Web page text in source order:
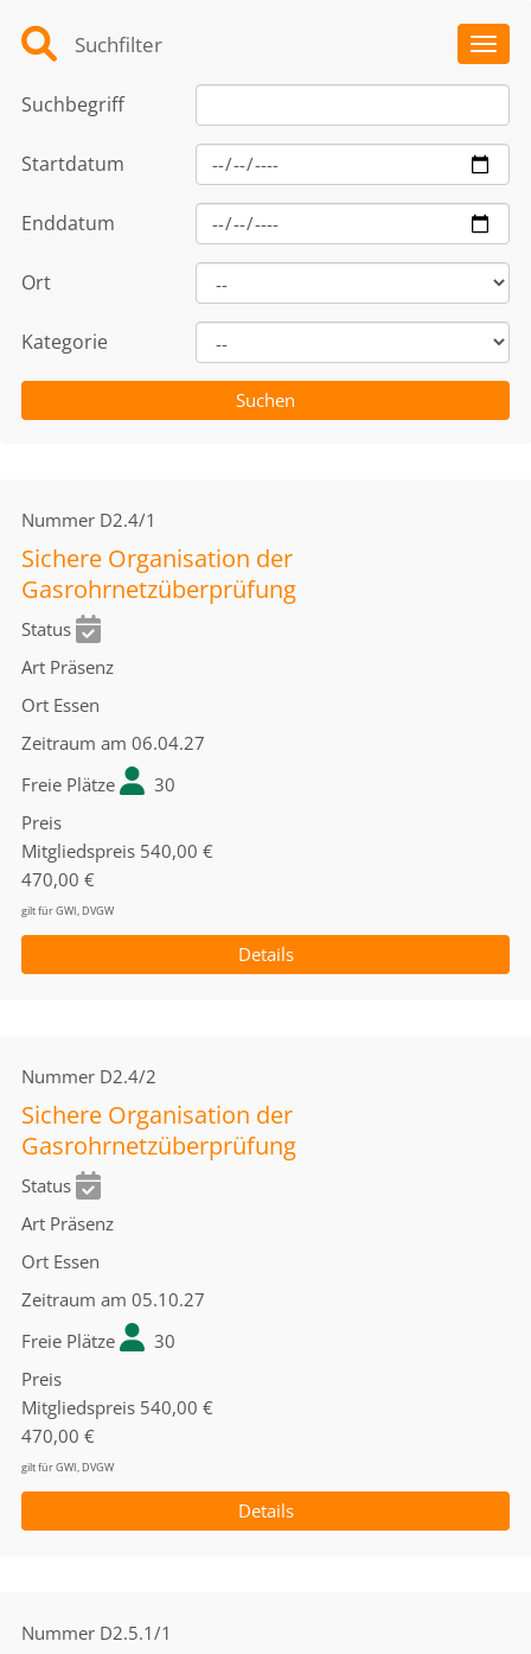
Suchfilter
Suchbegriff
Startdatum
Enddatum
Ort
Kategorie
Nummer D2.4/1
Sichere Organisation der
Gasrohrnetzüberprüfung
Status
Art Präsenz
Ort Essen
Zeitraum am 06.04.27
Freie Plätze
30
Preis
Mitgliedspreis 540,00 €
470,00 €
gilt für GWI, DVGW
Details
Nummer D2.4/2
Sichere Organisation der
Gasrohrnetzüberprüfung
Status
Art Präsenz
Ort Essen
Zeitraum am 05.10.27
Freie Plätze
30
Preis
Mitgliedspreis 540,00 €
470,00 €
gilt für GWI, DVGW
Details
Nummer D2.5.1/1